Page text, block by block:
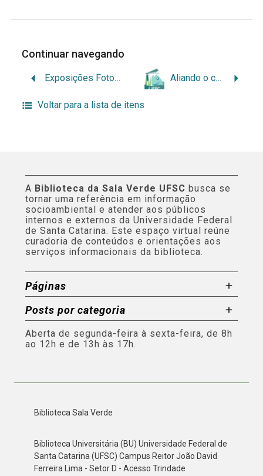
Continuar navegando
Exposições Fotográficas e atividades culturais – paisagens pesqueiras Aliando o conhecimento científico e de comunidades tradicionais para a conservação da biodiversidade aquática
Voltar para a lista de itens
A Biblioteca da Sala Verde UFSC busca se
tornar uma referência em informação
socioambiental e atender aos públicos
internos e externos da Universidade Federal
de Santa Catarina. Este espaço virtual reúne
curadoria de conteúdos e orientações aos
serviços informacionais da biblioteca.
Páginas
Posts por categoria
Aberta de segunda-feira à sexta-feira, de 8h
ao 12h e de 13h às 17h.
Biblioteca Sala Verde
Biblioteca Universitária (BU) Universidade Federal de
Santa Catarina (UFSC) Campus Reitor João David
Ferreira Lima - Setor D - Acesso Trindade